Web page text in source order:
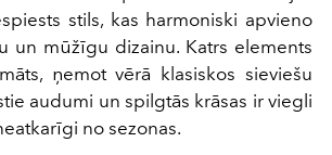
stils, kas harmoniski apvieno
un mūžīgu dizainu. Katrs elements
ņemot vērā klasiskos sieviešu
audumi un spilgtās krāsas ir viegli
no sezonas.